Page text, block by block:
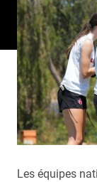
Les équipes